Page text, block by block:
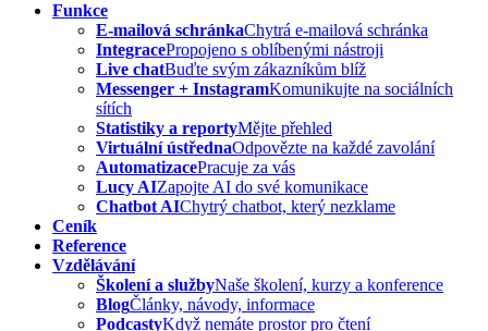
Funkce
E-mailová schránkaChytrá e-mailová schránka
IntegracePropojeno s oblíbenými nástroji
Live chatBuďte svým zákazníkům blíž
Messenger + InstagramKomunikujte na sociálních
sítích
Statistiky a reportyMějte přehled
Virtuální ústřednaOdpovězte na každé zavolání
AutomatizacePracuje za vás
Lucy AIZapojte AI do své komunikace
Chatbot AIChytrý chatbot, který nezklame
Ceník
Reference
Vzdělávání
Školení a službyNaše školení, kurzy a konference
BlogČlánky, návody, informace
PodcastyKdyž nemáte prostor pro čtení